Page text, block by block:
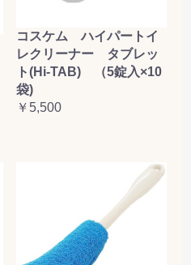
コスケム ハイパートイ
レクリーナー タブレッ
ト(Hi-TAB) （5錠入×10
袋)
￥5,500